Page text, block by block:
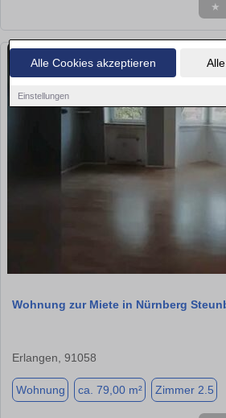
Alle Cookies akzeptieren
Einstellungen
★
Wohnung zur Miete in Nürnberg
Erlangen, 91058
Wohnung ca. 79,00 m² Zimmer 2.5